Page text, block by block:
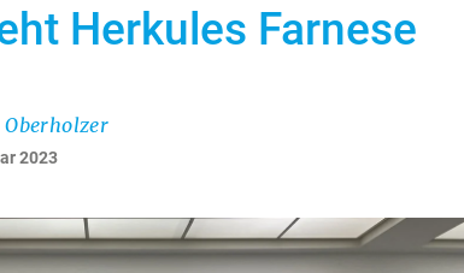
Herkules Farnese
2023